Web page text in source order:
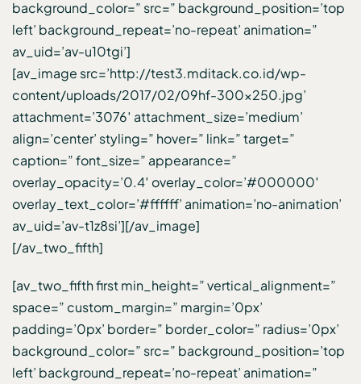
background_color=” src=” background_position=’top
left’ background_repeat=’no-repeat’ animation=”
av_uid=’av-u10tgi’]
[av_image src=’http://test3.mditack.co.id/wp-
content/uploads/2017/02/09hf-300×250.jpg’
attachment=’3076′ attachment_size=’medium’
align=’center’ styling=” hover=” link=” target=”
caption=” font_size=” appearance=”
overlay_opacity=’0.4′ overlay_color=’#000000′
overlay_text_color=’#ffffff’ animation=’no-animation’
av_uid=’av-t1z8si’][/av_image]
[/av_two_fifth]
[av_two_fifth first min_height=” vertical_alignment=”
space=” custom_margin=” margin=’0px’
padding=’0px’ border=” border_color=” radius=’0px’
background_color=” src=” background_position=’top
left’ background_repeat=’no-repeat’ animation=”